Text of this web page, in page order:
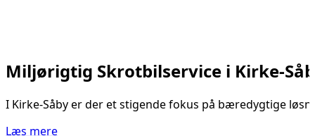
Miljørigtig Skrotbilservice i Kirke-
I Kirke-Såby er der et stigende fokus på bæredygtige
Læs mere